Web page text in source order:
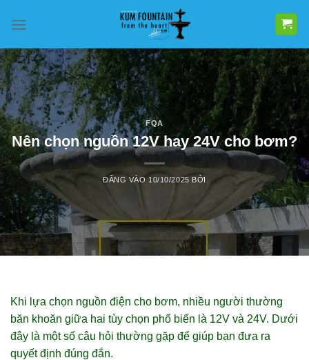
qua
dung
FQA
Nên chọn nguồn 12V hay 24V cho bơm?
ĐĂNG VÀO 10/10/2025 BỞI
Khi lựa chọn nguồn điện cho bơm, nhiều người thường
băn khoăn giữa hai tùy chọn phổ biến là 12V và 24V. Dưới
đây là một số câu hỏi thường gặp để giúp bạn đưa ra
quyết định đúng đắn.